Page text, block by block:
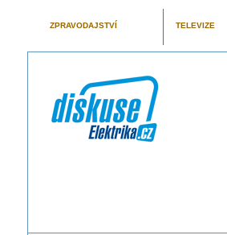
ZPRAVODAJSTVÍ TELEVIZE